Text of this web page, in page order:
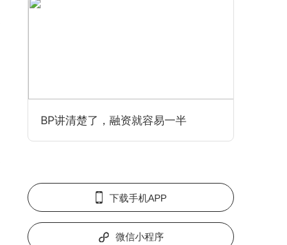
BP讲清楚了，融资就容易一半
下载手机APP
微信小程序